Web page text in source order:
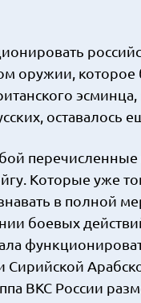
оружии, которое
оставалось
Которые уже
в полной
боевых
ВКС России